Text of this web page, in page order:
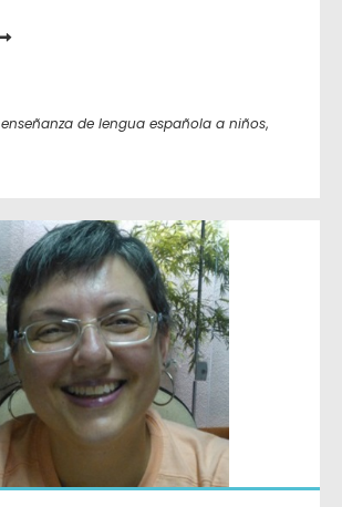
enseñanza de lengua española a niños,